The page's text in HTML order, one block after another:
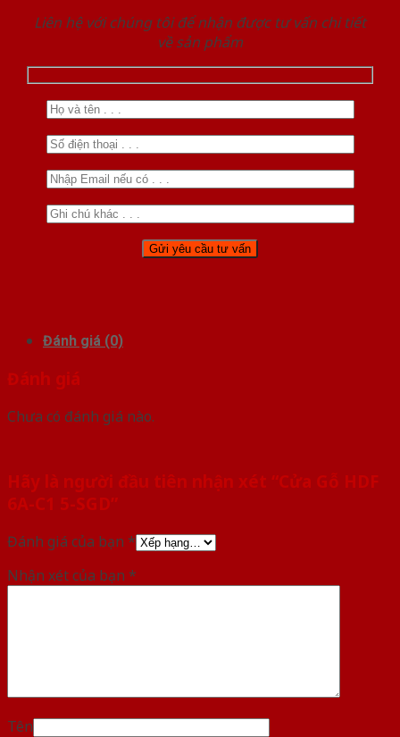
Liên hệ với chúng tôi để nhận được tư vấn chi tiết
về sản phẩm
Đánh giá (0)
Đánh giá
Chưa có đánh giá nào.
Hãy là người đầu tiên nhận xét “Cửa Gỗ HDF
6A-C1 5-SGD”
Đánh giá của bạn *
Nhận xét của bạn *
Tên